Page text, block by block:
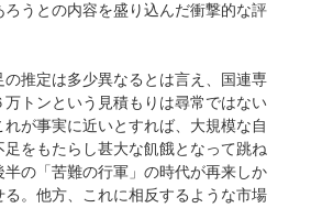
ろうとの内容を盛り込んだ衝撃的な評
推定は多少異なるとは言え、国連専
万トンという見積もりは尋常ではない
が事実に近いとすれば、大規模な自
をもたらし甚大な飢餓となって跳ね
の「苦難の行軍」の時代が再来しか
。他方、これに相反するような市場